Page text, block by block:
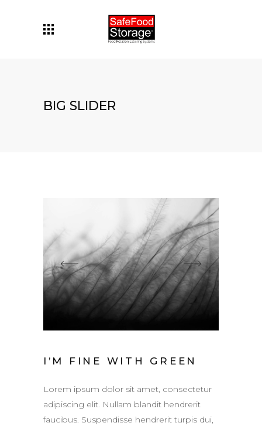
BIG SLIDER
I’M FINE WITH GREEN
Lorem ipsum dolor sit amet, consectetur
adipiscing elit. Nullam blandit hendrerit
faucibus. Suspendisse hendrerit turpis dui,